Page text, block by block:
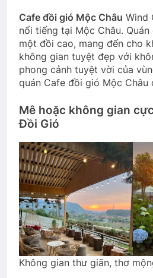
Cafe đồi gió Mộc Châu Wind
nổi tiếng tại Mộc Châu.
một đồi cao, mang đến cho
không gian tuyệt đẹp với
phong cảnh tuyệt vời của
quán Cafe đồi gió Mộc Châu
Mê hoặc không gian
Đồi Gió
Không gian thư giãn, thơ